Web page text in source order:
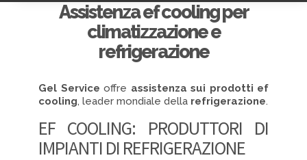
Assistenza ef cooling per
climatizzazione e
refrigerazione
Gel Service offre assistenza sui prodotti ef
cooling, leader mondiale della refrigerazione.
EF COOLING: PRODUTTORI DI
IMPIANTI DI REFRIGERAZIONE